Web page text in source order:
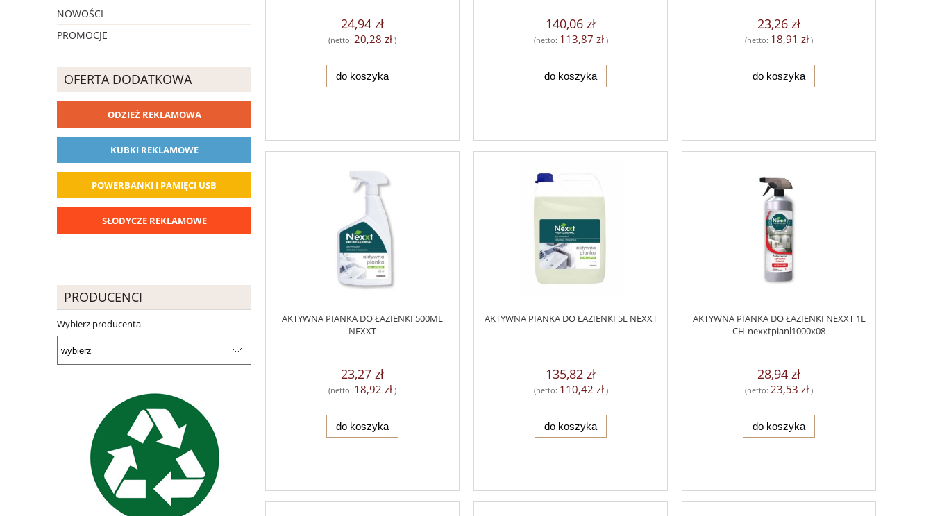
NOWOŚCI
PROMOCJE
OFERTA DODATKOWA
ODZIEŻ REKLAMOWA
KUBKI REKLAMOWE
POWERBANKI I PAMIĘCI USB
SŁODYCZE REKLAMOWE
PRODUCENCI
Wybierz producenta
24,94 zł
(netto: 20,28 zł )
do koszyka
140,06 zł
(netto: 113,87 zł)
do koszyka
23,26 zł
(netto: 18,91 zł )
do koszyka
AKTYWNA PIANKA DO ŁAZIENKI 500ML
NEXXT
23,27 zł
(netto: 18,92 zł )
do koszyka
AKTYWNA PIANKA DO ŁAZIENKI 5L NEXXT
135,82 zł
(netto: 110,42 zł)
do koszyka
AKTYWNA PIANKA DO ŁAZIENKI NEXXT 1L
CH-nexxtpianl1000x08
28,94 zł
(netto: 23,53 zł )
do koszyka